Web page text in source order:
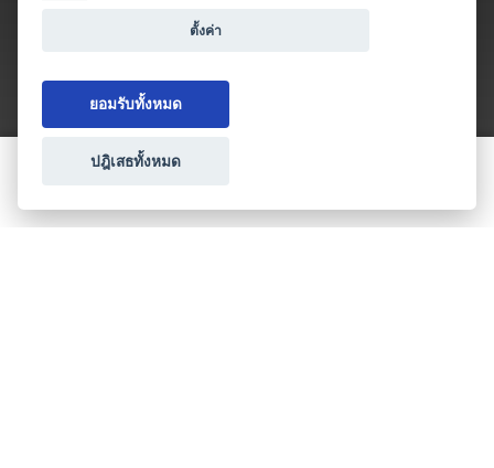
ประเภทธุรกิจไมซ์
ตั้งค่า
ยอมรับทั้งหมด
ปฎิเสธทั้งหมด